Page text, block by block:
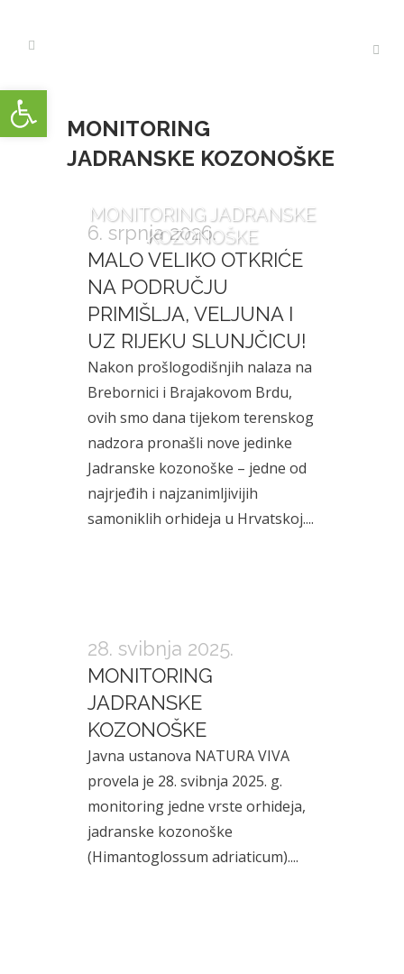
MONITORING JADRANSKE
KOZONOŠKE
MONITORING
JADRANSKE KOZONOŠKE
6. srpnja 2026.
MALO VELIKO OTKRIĆE
NA PODRUČJU
PRIMIŠLJA, VELJUNA I
UZ RIJEKU SLUNJČICU!
Nakon prošlogodišnjih nalaza na
Brebornici i Brajakovom Brdu,
ovih smo dana tijekom terenskog
nadzora pronašli nove jedinke
Jadranske kozonoške – jedne od
najrjeđih i najzanimljivijih
samoniklih orhideja u Hrvatskoj....
28. svibnja 2025.
MONITORING
JADRANSKE
KOZONOŠKE
Javna ustanova NATURA VIVA
provela je 28. svibnja 2025. g.
monitoring jedne vrste orhideja,
jadranske kozonoške
(Himantoglossum adriaticum)....
Open toolbar